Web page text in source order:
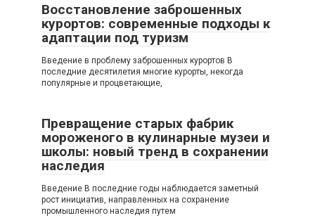
Восстановление заброшенных
курортов: современные подходы к
адаптации под туризм
Введение в проблему заброшенных курортов В
последние десятилетия многие курорты, некогда
популярные и процветающие,
Превращение старых фабрик
мороженого в кулинарные музеи и
школы: новый тренд в сохранении
наследия
Введение В последние годы наблюдается заметный
рост инициатив, направленных на сохранение
промышленного наследия путем